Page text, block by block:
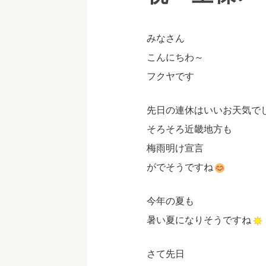
みなさん
こんにちわ～
フクヤです
先日の連休はいいお天気で
そろそろ近畿地方も
梅雨明け宣言
がでそうですね
今年の夏も
暑い夏になりそうですね
さて先日